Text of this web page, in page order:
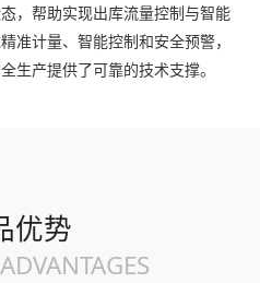
，帮助实现出库流量控制与智能
准计量、智能控制和安全预警，
生产提供了可靠的技术支撑。
优势